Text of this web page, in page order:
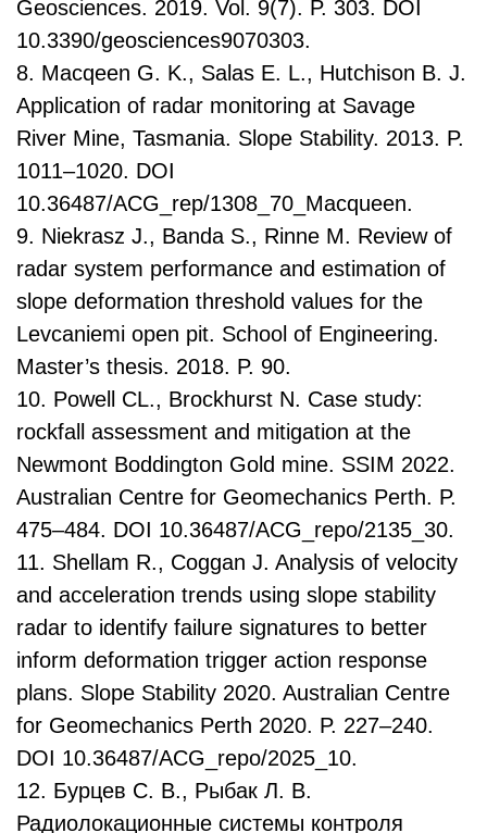
Geosciences. 2019. Vol. 9(7). P. 303. DOI
10.3390/geosciences9070303.
8. Macqeen G. K., Salas E. L., Hutchison B. J.
Application of radar monitoring at Savage
River Mine, Tasmania. Slope Stability. 2013. P.
1011–1020. DOI
10.36487/ACG_rep/1308_70_Macqueen.
9. Niekrasz J., Banda S., Rinne M. Review of
radar system performance and estimation of
slope deformation threshold values for the
Levcaniemi open pit. School of Engineering.
Master’s thesis. 2018. P. 90.
10. Powell CL., Brockhurst N. Case study:
rockfall assessment and mitigation at the
Newmont Boddington Gold mine. SSIM 2022.
Australian Centre for Geomechanics Perth. P.
475–484. DOI 10.36487/ACG_repo/2135_30.
11. Shellam R., Coggan J. Analysis of velocity
and acceleration trends using slope stability
radar to identify failure signatures to better
inform deformation trigger action response
plans. Slope Stability 2020. Australian Centre
for Geomechanics Perth 2020. P. 227–240.
DOI 10.36487/ACG_repo/2025_10.
12. Бурцев С. В., Рыбак Л. В.
Радиолокационные системы контроля